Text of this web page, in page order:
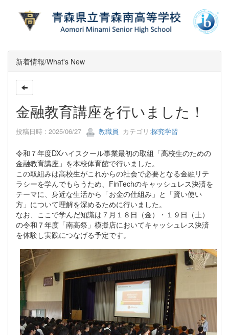
新着情報/What's New
金融教育講座を行いました！
投稿日時 : 2025/06/27 教職員 カテゴリ:探究学習
令和７年度DXハイスクール事業最初の取組「高校生のための
金融教育講座」を本校体育館で行いました。
この取組みは高校生がこれからの社会で必要となる金融リテ
ラシーを学んでもらうため、FinTechのキャッシュレス決済を
テーマに、身近な生活から「お金の仕組み」と「賢い使い
方」について理解を深めるために行いました。
なお、ここで学んだ知識は７月１８日（金）・１９日（土）
の令和７年度「南高祭」模擬店においてキャッシュレス決済
を体験し実践につなげる予定です。